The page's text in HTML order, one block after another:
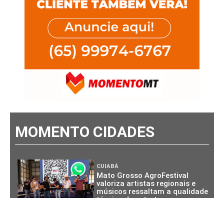
MOMENTO CIDADES
CUIABÁ
Mato Grosso AgroFestival
valoriza artistas regionais e
músicos ressaltam a qualidade